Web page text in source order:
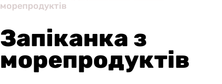
морепродуктів
Запіканка з
морепродуктів